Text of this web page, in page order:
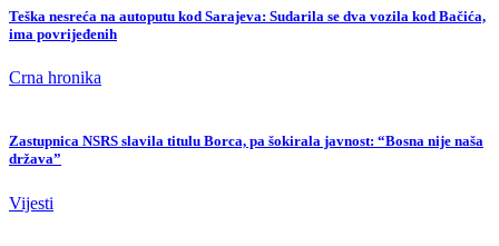
Teška nesreća na autoputu kod Sarajeva: Sudarila se dva vozila kod Bačića,
ima povrijeđenih
Crna hronika
Zastupnica NSRS slavila titulu Borca, pa šokirala javnost: “Bosna nije naša
država”
Vijesti